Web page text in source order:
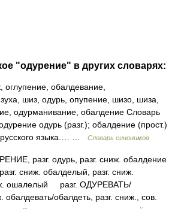
"одурение" в других словарях:
обалдевание,
шиз, одурь, опупение, шизо, шиза,
одурманивание, обалдение Словарь
одурь (разг.); обалдение (прост.)
языка.… …
Словарь синонимов
разг. одурь, разг. сниж. обалдение
сниж. обалделый, разг. сниж.
ошалелый разг. ОДУРЕВАТЬ/
обалдеть, разг. сниж., сов.